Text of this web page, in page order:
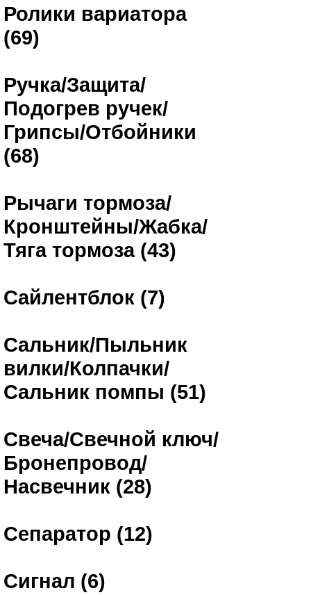
Ролики вариатора
(69)
Ручка/Защита/
Подогрев ручек/
Грипсы/Отбойники
(68)
Рычаги тормоза/
Кронштейны/Жабка/
Тяга тормоза (43)
Сайлентблок (7)
Сальник/Пыльник
вилки/Колпачки/
Сальник помпы (51)
Свеча/Свечной ключ/
Бронепровод/
Насвечник (28)
Сепаратор (12)
Сигнал (6)